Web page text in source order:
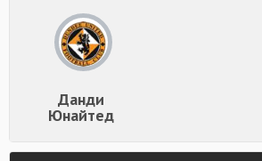
Данди
Юнайтед